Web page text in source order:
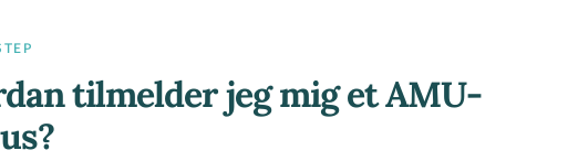
tilmelder jeg mig et AMU-